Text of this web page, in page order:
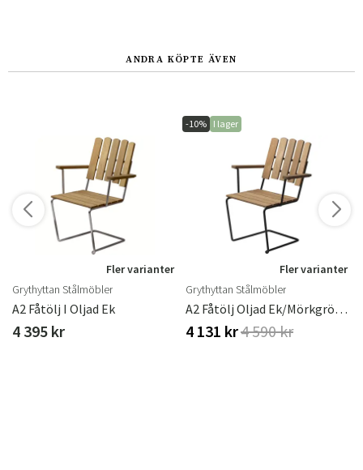
ANDRA KÖPTE ÄVEN
Fler varianter
Grythyttan Stålmöbler
A2 Fåtölj I Oljad Ek
4 395 kr
-10% I lager
Fler varianter
Grythyttan Stålmöbler
A2 Fåtölj Oljad Ek/Mörkgrönt Stativ
4 131 kr4 590 kr